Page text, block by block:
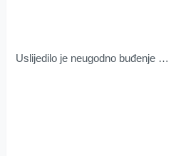
Uslijedilo je neugodno buđenje …